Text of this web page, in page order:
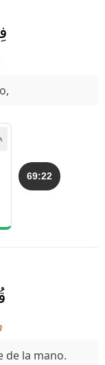
69:22
de la mano.